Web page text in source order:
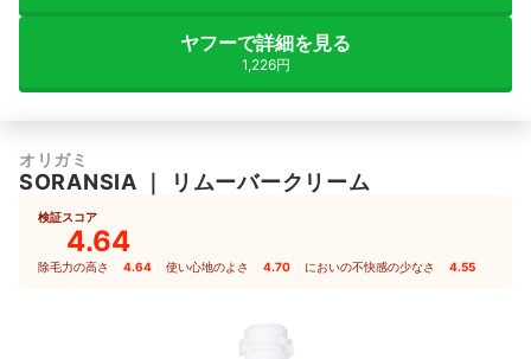
ヤフーで詳細を見る
1,226円
オリガミ
SORANSIA リムーバークリーム
検証スコア
4.64
除毛力の高さ 4.64 使い心地のよさ 4.70 においの不快感の少なさ 4.55